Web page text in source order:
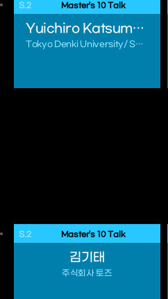
S.2 Master’s 10 Talk
Yuichiro Katsumoto
Tokyo Denki University/ School of Science and Engineering
S.2 Master’s 10 Talk
김기태
주식회사 토즈